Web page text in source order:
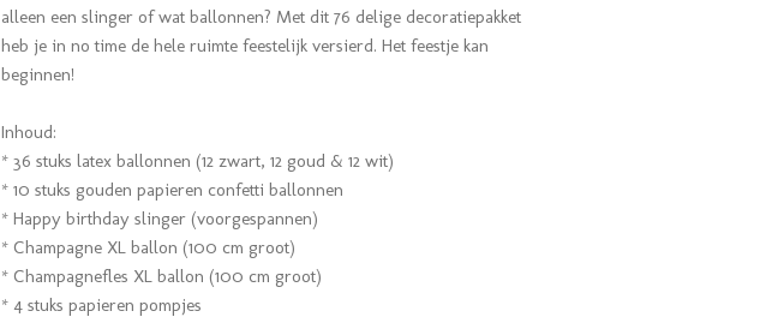
alleen een slinger of wat ballonnen? Met dit 76 delige decoratiepakket
heb je in no time de hele ruimte feestelijk versierd. Het feestje kan
beginnen!
Inhoud:
* 36 stuks latex ballonnen (12 zwart, 12 goud & 12 wit)
* 10 stuks gouden papieren confetti ballonnen
* Happy birthday slinger (voorgespannen)
* Champagne XL ballon (100 cm groot)
* Champagnefles XL ballon (100 cm groot)
* 4 stuks papieren pompjes